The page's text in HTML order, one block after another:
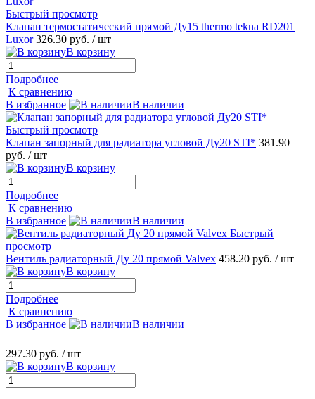
Быстрый просмотр
Клапан термостатический прямой Ду15 thermo tekna RD201
Luxor 326.30 руб. / шт
В корзину
Подробнее
К сравнению
В избранное
В наличии
Быстрый просмотр
Клапан запорный для радиатора угловой Ду20 STI* 381.90
руб. / шт
В корзину
Подробнее
К сравнению
В избранное
В наличии
Быстрый
просмотр
Вентиль радиаторный Ду 20 прямой Valvex 458.20 руб. / шт
В корзину
Подробнее
К сравнению
В избранное
В наличии
297.30 руб. / шт
В корзину